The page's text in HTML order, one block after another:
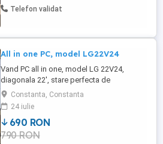
asrock b450m hdv 4.0 (i-am facut update
Telefon validat
All in one PC, model LG22V24
Vand PC all in one, model LG 22V24,
diagonala 22', stare perfecta de
functionare, SSD Samsung Evo 500Gb,
ram 4Gb, alimentator, tastatura si mouse
Asus noi, sistem de operare Windows 10
si Office 2021 cu licenta! Prezinta un mic
defect la Display, asa a fost cumparat de
Constanta, Constanta
24 iulie
690 RON
790 RON